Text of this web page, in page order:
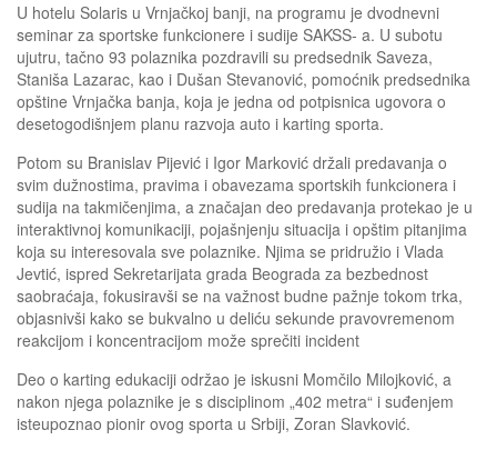
U hotelu Solaris u Vrnjačkoj banji, na programu je dvodnevni
seminar za sportske funkcionere i sudije SAKSS- a. U subotu
ujutru, tačno 93 polaznika pozdravili su predsednik Saveza,
Staniša Lazarac, kao i Dušan Stevanović, pomoćnik predsednika
opštine Vrnjačka banja, koja je jedna od potpisnica ugovora o
desetogodišnjem planu razvoja auto i karting sporta.
Potom su Branislav Pijević i Igor Marković držali predavanja o
svim dužnostima, pravima i obavezama sportskih funkcionera i
sudija na takmičenjima, a značajan deo predavanja protekao je u
interaktivnoj komunikaciji, pojašnjenju situacija i opštim pitanjima
koja su interesovala sve polaznike. Njima se pridružio i Vlada
Jevtić, ispred Sekretarijata grada Beograda za bezbednost
saobraćaja, fokusiravši se na važnost budne pažnje tokom trka,
objasnivši kako se bukvalno u deliću sekunde pravovremenom
reakcijom i koncentracijom može sprečiti incident
Deo o karting edukaciji održao je iskusni Momčilo Milojković, a
nakon njega polaznike je s disciplinom „402 metra“ i suđenjem
isteupoznao pionir ovog sporta u Srbiji, Zoran Slavković.